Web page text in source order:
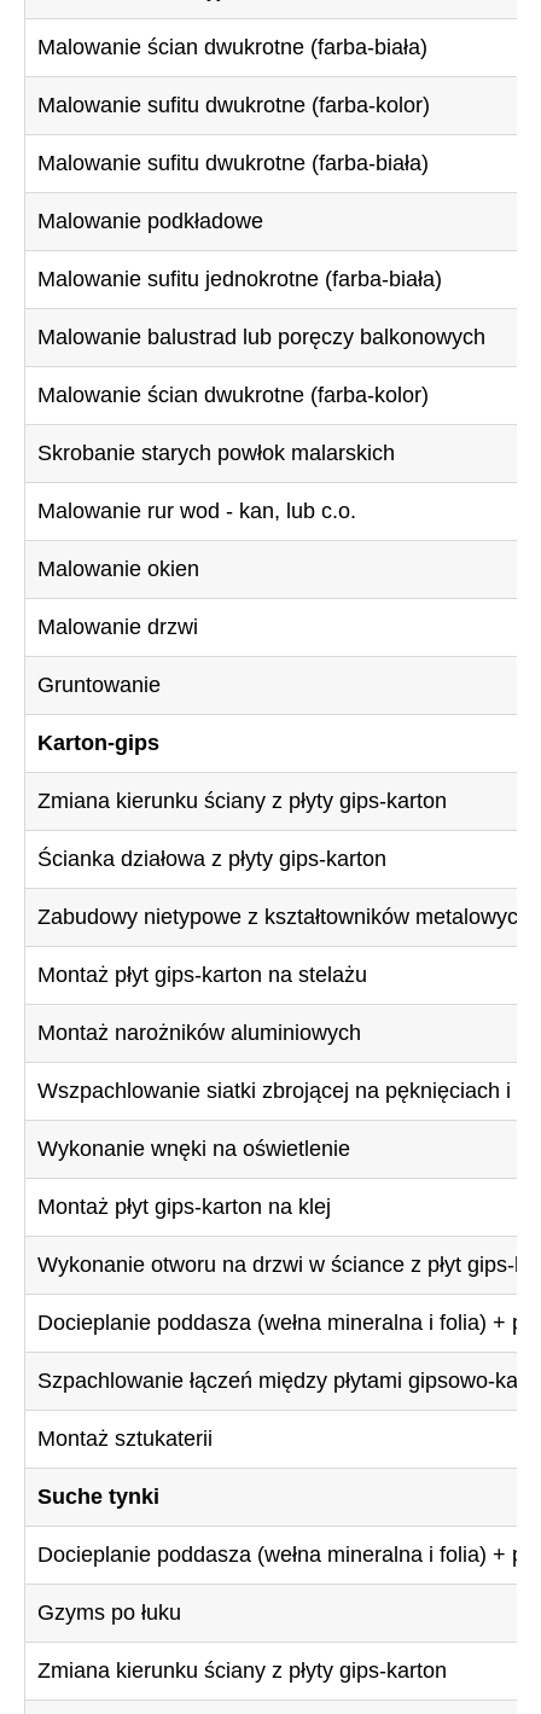
Malowanie ścian dwukrotne (farba-biała)
Malowanie sufitu dwukrotne (farba-kolor)
Malowanie sufitu dwukrotne (farba-biała)
Malowanie podkładowe
Malowanie sufitu jednokrotne (farba-biała)
Malowanie balustrad lub poręczy balkonowych
Malowanie ścian dwukrotne (farba-kolor)
Skrobanie starych powłok malarskich
Malowanie rur wod - kan, lub c.o.
Malowanie okien
Malowanie drzwi
Gruntowanie
Karton-gips
Zmiana kierunku ściany z płyty gips-karton
Ścianka działowa z płyty gips-karton
Zabudowy nietypowe z kształtowników
Montaż płyt gips-karton na stelażu
Montaż narożników aluminiowych
Wszpachlowanie siatki zbrojącej na pęknięciach i
Wykonanie wnęki na oświetlenie
Montaż płyt gips-karton na klej
Wykonanie otworu na drzwi w ściance z płyt gips-
Docieplanie poddasza (wełna mineralna i folia) +
Szpachlowanie łączeń między płytami gipsowo-
Montaż sztukaterii
Suche tynki
Docieplanie poddasza (wełna mineralna i folia) +
Gzyms po łuku
Zmiana kierunku ściany z płyty gips-karton